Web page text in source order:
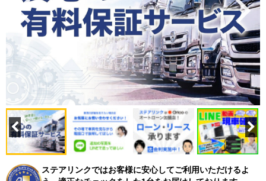
ステアリンクではお客様に安心してご利用いただけるよ